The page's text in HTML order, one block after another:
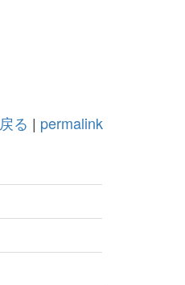
戻る | permalink